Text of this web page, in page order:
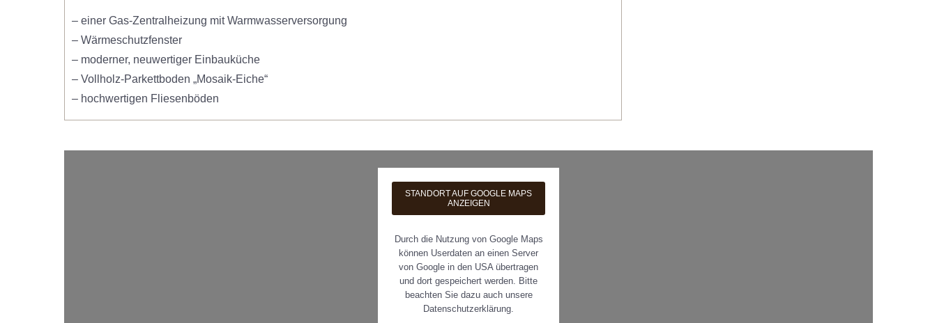
– einer Gas-Zentralheizung mit Warmwasserversorgung
– Wärmeschutzfenster
– moderner, neuwertiger Einbauküche
– Vollholz-Parkettboden „Mosaik-Eiche“
– hochwertigen Fliesenböden
STANDORT AUF GOOGLE MAPS
ANZEIGEN
Durch die Nutzung von Google Maps
können Userdaten an einen Server
von Google in den USA übertragen
und dort gespeichert werden. Bitte
beachten Sie dazu auch unsere
Datenschutzerklärung.